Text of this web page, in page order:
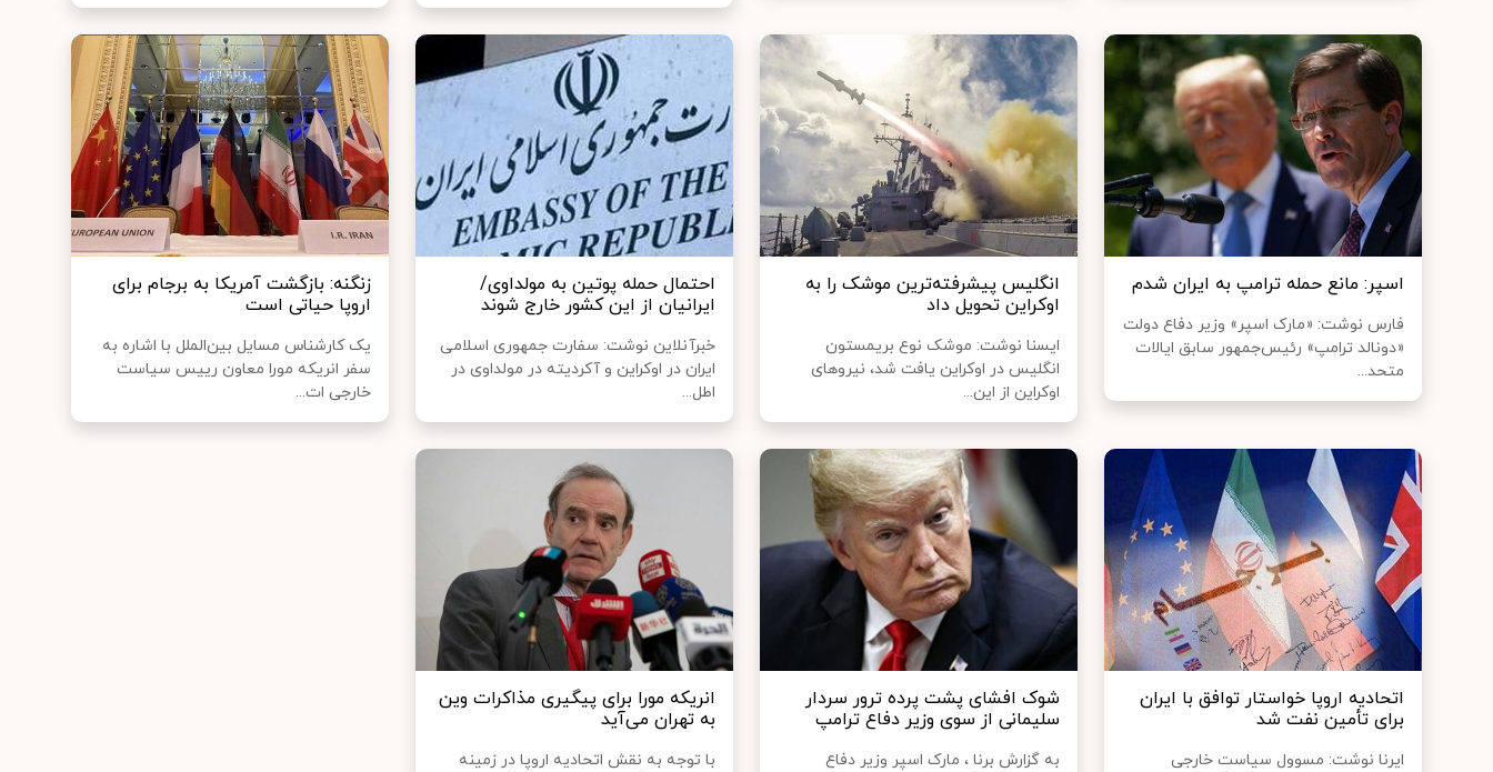
اسپر: مانع حمله ترامپ به ایران شدم
فارس نوشت: «مارک اسپر» وزیر دفاع دولت
«دونالد ترامپ» رئیس‌جمهور سابق ایالات
متحد...
انگلیس پیشرفته‌ترین موشک را به
اوکراین تحویل داد
ایسنا نوشت: موشک نوع بریمستون
انگلیس در اوکراین یافت شد، نیروهای
اوکراین از این...
احتمال حمله پوتین به مولداوی/
ایرانیان از این کشور خارج شوند
خبرآنلاین نوشت: سفارت جمهوری اسلامی
ایران در اوکراین و آکردیته در مولداوی در
اطل...
زنگنه: بازگشت آمریکا به برجام برای
اروپا حیاتی است
یک کارشناس مسایل بین‌الملل با اشاره به
سفر انریکه مورا معاون رییس سیاست
خارجی ات...
اتحادیه اروپا خواستار توافق با ایران
برای تأمین نفت شد
ایرنا نوشت: مسوول سیاست خارجی
شوک افشای پشت پرده ترور سردار
سلیمانی از سوی وزیر دفاع ترامپ
به گزارش برنا ، مارک اسپر وزیر دفاع
انریکه مورا برای پیگیری مذاکرات وین
به تهران می‌آید
با توجه به نقش اتحادیه اروپا در زمینه